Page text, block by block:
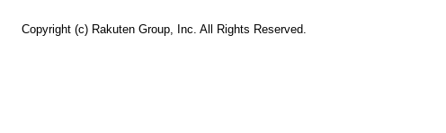
Copyright (c) Rakuten Group, Inc. All Rights Reserved.